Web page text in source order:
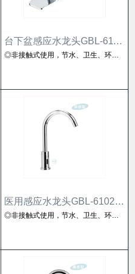
台下盆感应水龙头GBL-6110AD
◎非接触式使用，节水、卫生、环保◎龙头过饮用水标准，表面处理过24小时盐雾试验 ◎人体工学原理设计，柔性泡沫式出水，使用舒适便捷
医用感应水龙头GBL-6102AD
◎非接触式使用，节水、卫生、环保◎龙头过饮用水标准，表面处理过24小时盐雾试验 ◎人体工学原理设计，柔性泡沫式出水，使用舒适便捷